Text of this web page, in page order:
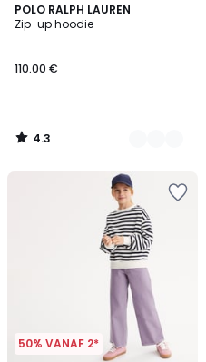
POLO RALPH LAUREN
Zip-up hoodie
110.00 €
4.3
/ 5
2
Kleuren
4.3
/
50% VANAF 2*